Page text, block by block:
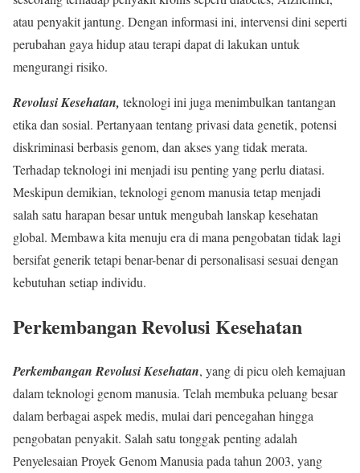
atau penyakit jantung. Dengan informasi ini, intervensi dini seperti
perubahan gaya hidup atau terapi dapat di lakukan untuk
mengurangi risiko.
Revolusi Kesehatan, teknologi ini juga menimbulkan tantangan
etika dan sosial. Pertanyaan tentang privasi data genetik, potensi
diskriminasi berbasis genom, dan akses yang tidak merata.
Terhadap teknologi ini menjadi isu penting yang perlu diatasi.
Meskipun demikian, teknologi genom manusia tetap menjadi
salah satu harapan besar untuk mengubah lanskap kesehatan
global. Membawa kita menuju era di mana pengobatan tidak lagi
bersifat generik tetapi benar-benar di personalisasi sesuai dengan
kebutuhan setiap individu.
Perkembangan Revolusi Kesehatan
Perkembangan Revolusi Kesehatan, yang di picu oleh kemajuan
dalam teknologi genom manusia. Telah membuka peluang besar
dalam berbagai aspek medis, mulai dari pencegahan hingga
pengobatan penyakit. Salah satu tonggak penting adalah
Penyelesaian Proyek Genom Manusia pada tahun 2003, yang